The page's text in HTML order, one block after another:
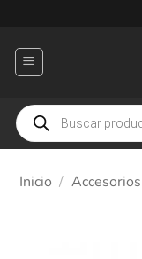
contenido
Búsqueda
de
productos
Inicio / Accesorios